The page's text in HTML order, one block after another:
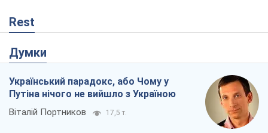
Rest
Думки
Український парадокс, або Чому у
Путіна нічого не вийшло з Україною
Віталій Портников 17,5 т.